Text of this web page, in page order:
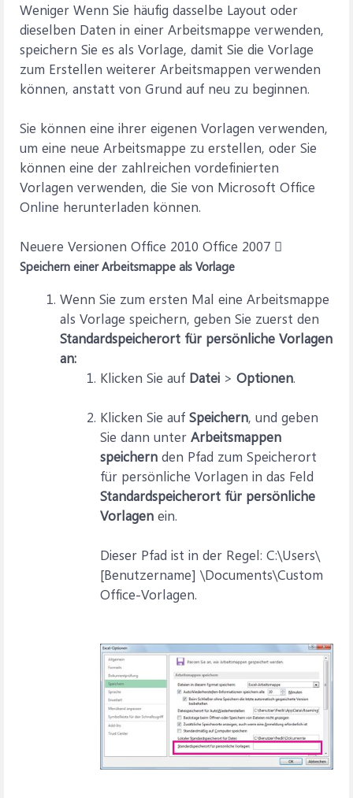
Weniger Wenn Sie häufig dasselbe Layout oder
dieselben Daten in einer Arbeitsmappe verwenden,
speichern Sie es als Vorlage, damit Sie die Vorlage
zum Erstellen weiterer Arbeitsmappen verwenden
können, anstatt von Grund auf neu zu beginnen.
Sie können eine ihrer eigenen Vorlagen verwenden,
um eine neue Arbeitsmappe zu erstellen, oder Sie
können eine der zahlreichen vordefinierten
Vorlagen verwenden, die Sie von Microsoft Office
Online herunterladen können.
Neuere Versionen Office 2010 Office 2007 
Speichern einer Arbeitsmappe als Vorlage
Wenn Sie zum ersten Mal eine Arbeitsmappe
als Vorlage speichern, geben Sie zuerst den
Standardspeicherort für persönliche Vorlagen
an:
Klicken Sie auf Datei > Optionen.
Klicken Sie auf Speichern, und geben
Sie dann unter Arbeitsmappen
speichern den Pfad zum Speicherort
für persönliche Vorlagen in das Feld
Standardspeicherort für persönliche
Vorlagen ein.
Dieser Pfad ist in der Regel: C:\Users\
[Benutzername] \Documents\Custom
Office-Vorlagen.